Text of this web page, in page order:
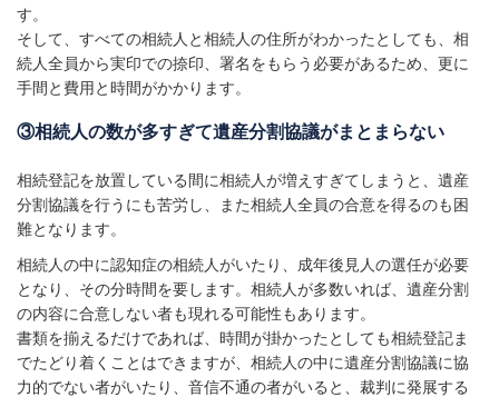
す。
そして、すべての相続人と相続人の住所がわかったとしても、相
続人全員から実印での捺印、署名をもらう必要があるため、更に
手間と費用と時間がかかります。
③相続人の数が多すぎて遺産分割協議がまとまらない
相続登記を放置している間に相続人が増えすぎてしまうと、遺産
分割協議を行うにも苦労し、また相続人全員の合意を得るのも困
難となります。
相続人の中に認知症の相続人がいたり、成年後見人の選任が必要
となり、その分時間を要します。相続人が多数いれば、遺産分割
の内容に合意しない者も現れる可能性もあります。
書類を揃えるだけであれば、時間が掛かったとしても相続登記ま
でたどり着くことはできますが、相続人の中に遺産分割協議に協
力的でない者がいたり、音信不通の者がいると、裁判に発展する